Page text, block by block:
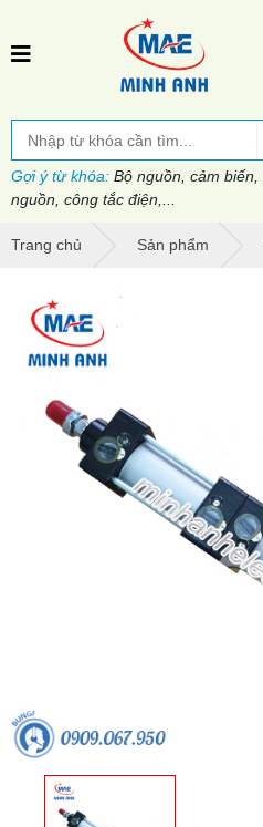
Gợi ý từ khóa: Bộ nguồn, cảm
nguồn, công tắc điện,...
Trang chủ Sản phẩm